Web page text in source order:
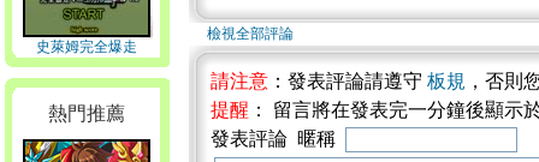
史萊姆完全爆走
熱門推薦
檢視全部評論
請注意 ：發表評論請遵守 板規 ，否則
提醒 ： 留言將在發表完一分鐘後顯示
發表評論 暱稱